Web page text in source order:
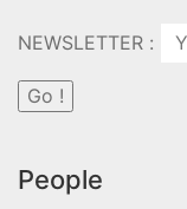
NEWSLETTER :
People